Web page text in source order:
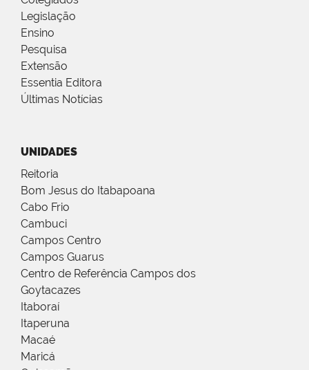
Legislação
Ensino
Pesquisa
Extensão
Essentia Editora
Últimas Notícias
UNIDADES
Reitoria
Bom Jesus do Itabapoana
Cabo Frio
Cambuci
Campos Centro
Campos Guarus
Centro de Referência Campos dos
Goytacazes
Itaboraí
Itaperuna
Macaé
Maricá